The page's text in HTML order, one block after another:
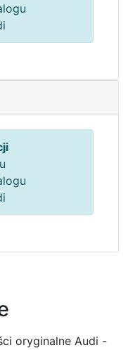
oryginalne Audi -